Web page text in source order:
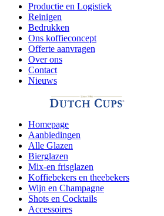
Productie en Logistiek
Reinigen
Bedrukken
Ons koffieconcept
Offerte aanvragen
Over ons
Contact
Nieuws
Homepage
Aanbiedingen
Alle Glazen
Bierglazen
Mix-en frisglazen
Koffiebekers en theebekers
Wijn en Champagne
Shots en Cocktails
Accessoires